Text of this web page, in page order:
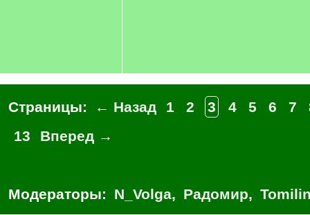
Страницы: ← Назад 1 2 3 4 5 6 7
13
Вперед →
Модераторы: N_Volga, Радомир,